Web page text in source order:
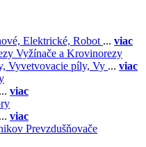
Elektrické, Robot ... viac
Vyžínače a Krovinorezy
Vyvetvovacie píly, Vy ... viac
... viac
... viac
Prevzdušňovače